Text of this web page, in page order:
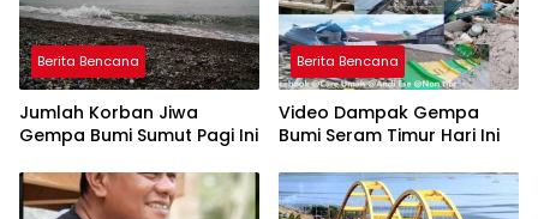
Berita Bencana
Jumlah Korban Jiwa
Gempa Bumi Sumut Pagi Ini
Berita Bencana
Video Dampak Gempa
Bumi Seram Timur Hari Ini